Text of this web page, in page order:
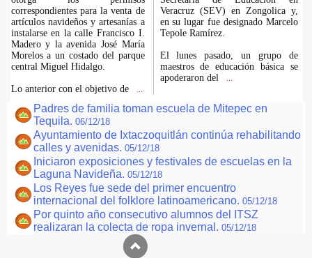
correspondientes para la venta de
artículos navideños y artesanías a
instalarse en la calle Francisco I.
Madero y la avenida José María
Morelos a un costado del parque
central Miguel Hidalgo.
Lo anterior con el objetivo de
Veracruz (SEV) en Zongolica y,
en su lugar fue designado Marcelo
Tepole Ramírez.
El lunes pasado, un grupo de
maestros de educación básica se
apoderaron del
Padres de familia toman escuela de Mitepec en
Tequila. 06/12/18
Ayuntamiento de Ixtaczoquitlán continúa rehabilitando
calles y avenidas. 05/12/18
Iniciaron exposiciones y festivales de escuelas en la
Laguna Navideña. 05/12/18
Los Reyes fue sede del primer encuentro
internacional del folklore latinoamericano. 05/12/18
Por quinto año consecutivo alumnos del ITSZ
realizaran la colecta de ropa invernal. 05/12/18